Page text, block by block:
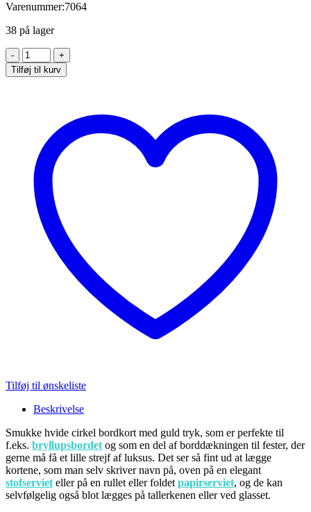
Varenummer:7064
38 på lager
Hvide
cirkel
bordkort
Tilføj til kurv
Tilføj til ønskeliste
Beskrivelse
Smukke hvide cirkel bordkort med guld tryk, som er perfekte til
f.eks. bryllupsbordet og som en del af borddækningen til fester, der
gerne må få et lille strejf af luksus. Det ser så fint ud at lægge
kortene, som man selv skriver navn på, oven på en elegant
stofserviet eller på en rullet eller foldet papirserviet, og de kan
selvfølgelig også blot lægges på tallerkenen eller ved glasset.